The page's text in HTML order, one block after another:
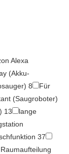
Alexa
(Akku-
8
Für
(Saugroboter)
13
lange
37